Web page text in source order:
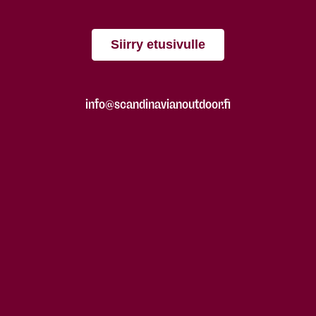
Siirry etusivulle
info@scandinavianoutdoor.fi